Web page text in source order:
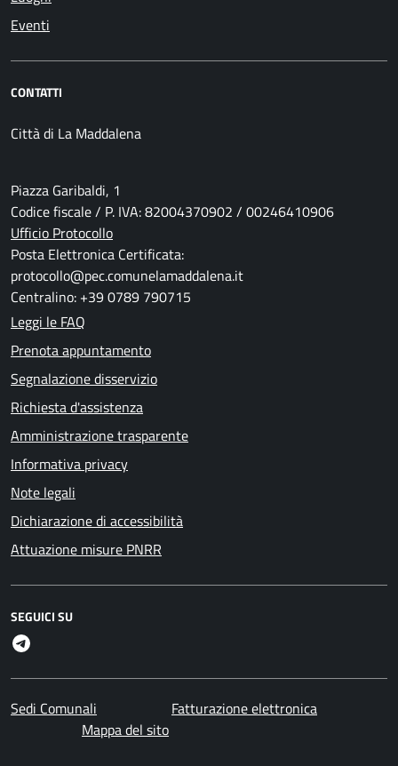
Eventi
CONTATTI
Città di La Maddalena
Piazza Garibaldi, 1
Codice fiscale / P. IVA: 82004370902 / 00246410906
Ufficio Protocollo
Posta Elettronica Certificata:
protocollo@pec.comunelamaddalena.it
Centralino: +39 0789 790715
Leggi le FAQ
Prenota appuntamento
Segnalazione disservizio
Richiesta d'assistenza
Amministrazione trasparente
Informativa privacy
Note legali
Dichiarazione di accessibilità
Attuazione misure PNRR
SEGUICI SU
Sedi Comunali
Fatturazione elettronica
Mappa del sito